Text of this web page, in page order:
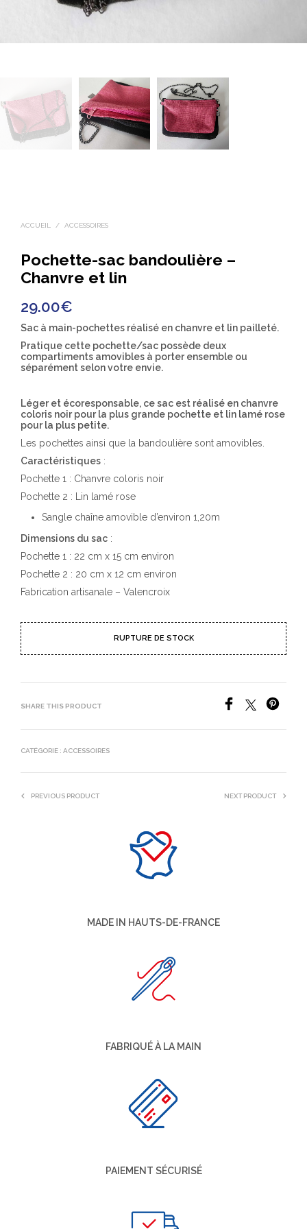
ACCUEIL / ACCESSOIRES
Pochette-sac bandoulière –
Chanvre et lin
29.00€
Sac à main-pochettes réalisé en chanvre et lin pailleté.
Pratique cette pochette/sac possède deux
compartiments amovibles à porter ensemble ou
séparément selon votre envie.
Léger et écoresponsable, ce sac est réalisé en chanvre
coloris noir pour la plus grande pochette et lin lamé rose
pour la plus petite.
Les pochettes ainsi que la bandoulière sont amovibles.
Caractéristiques :
Pochette 1 : Chanvre coloris noir
Pochette 2 : Lin lamé rose
Sangle chaîne amovible d’environ 1,20m
Dimensions du sac :
Pochette 1 : 22 cm x 15 cm environ
Pochette 2 : 20 cm x 12 cm environ
Fabrication artisanale – Valencroix
RUPTURE DE STOCK
SHARE THIS PRODUCT
CATÉGORIE : ACCESSOIRES
PREVIOUS PRODUCT NEXT PRODUCT
MADE IN HAUTS-DE-FRANCE
FABRIQUÉ À LA MAIN
PAIEMENT SÉCURISÉ